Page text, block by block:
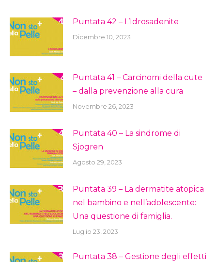
Puntata 42 – L’Idrosadenite
Dicembre 10, 2023
Puntata 41 – Carcinomi della cute
– dalla prevenzione alla cura
Novembre 26, 2023
Puntata 40 – La sindrome di
Sjogren
Agosto 29, 2023
Puntata 39 – La dermatite atopica
nel bambino e nell’adolescente:
Una questione di famiglia.
Luglio 23, 2023
Puntata 38 – Gestione degli effetti